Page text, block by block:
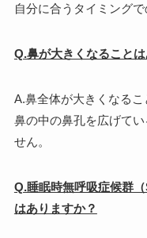
自分に合うタイミング
Q.鼻が大きくなること
A.鼻全体が大きくなるこ
鼻の中の鼻孔を広げて
せん。
Q.睡眠時無呼吸症候群
はありますか？